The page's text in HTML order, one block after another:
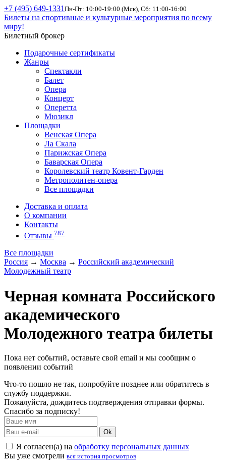
+7 (495) 649-1331 Пн-Пт: 10:00-19:00 (Мск), Сб: 11:00-16:00
Билеты на спортивные и культурные мероприятия по всему
миру!
Билетный брокер
Подарочные сертификаты
Жанры
Спектакли
Балет
Опера
Концерт
Оперетта
Мюзикл
Площадки
Венская Опера
Ла Скала
Парижская Опера
Баварская Опера
Королевский театр Ковент-Гарден
Метрополитен-опера
Все площадки
Доставка и оплата
О компании
Контакты
Отзывы 787
Все площадки
Россия → Москва → Российский академический
Молодежный театр
Черная комната Российского
академического
Молодежного театра билеты
Пока нет событий, оставьте свой email и мы сообщим о
появлении событий
Что-то пошло не так, попробуйте позднее или обратитесь в
службу поддержки.
Пожалуйста, дождитесь подтверждения отправки формы.
Спасибо за подписку!
Ok
Я согласен(а) на обработку персональных данных
Вы уже смотрели вся история просмотров